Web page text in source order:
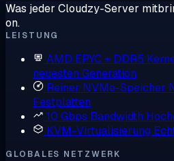
Was jeder Cloudzy-Server
on.
LEISTUNG
AMD EPYC + DDR5
neuesten Generation
Reiner NVMe-Speicher
Festplatten
10 Gbps Bandwidth
KVM-Virtualisierung
GLOBALES NETZWERK